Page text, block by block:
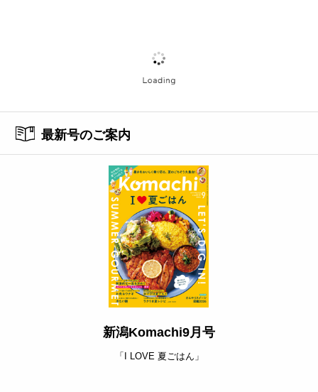
最新号のご案内
新潟Komachi9月号
「I LOVE 夏ごはん」